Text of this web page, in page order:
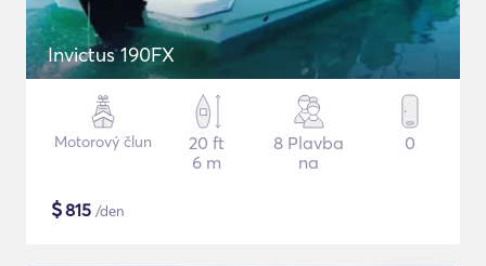
Invictus 190FX
Motorový člun
20 ft
6 m
8 Plavba
na
0
$815 /den